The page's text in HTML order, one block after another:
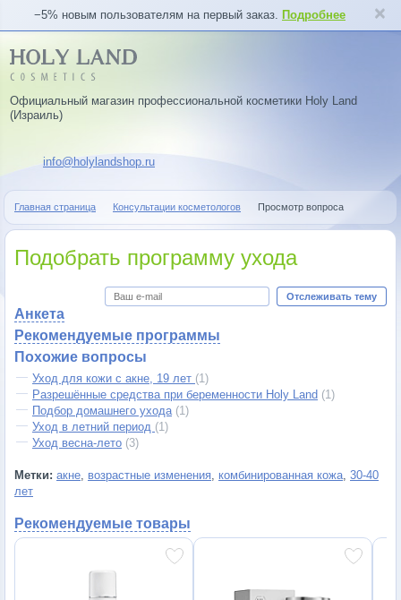
−5% новым пользователям на первый заказ. Подробнее
Официальный магазин профессиональной косметики Holy Land
(Израиль)
info@holylandshop.ru
Главная страница Консультации косметологов Просмотр вопроса
Подобрать программу ухода
Отслеживать тему
Анкета
Рекомендуемые программы
Похожие вопросы
Уход для кожи с акне, 19 лет (1)
Разрешённые средства при беременности Holy Land (1)
Подбор домашнего ухода (1)
Уход в летний период (1)
Уход весна-лето (3)
Метки: акне, возрастные изменения, комбинированная кожа, 30-40
лет
Рекомендуемые товары